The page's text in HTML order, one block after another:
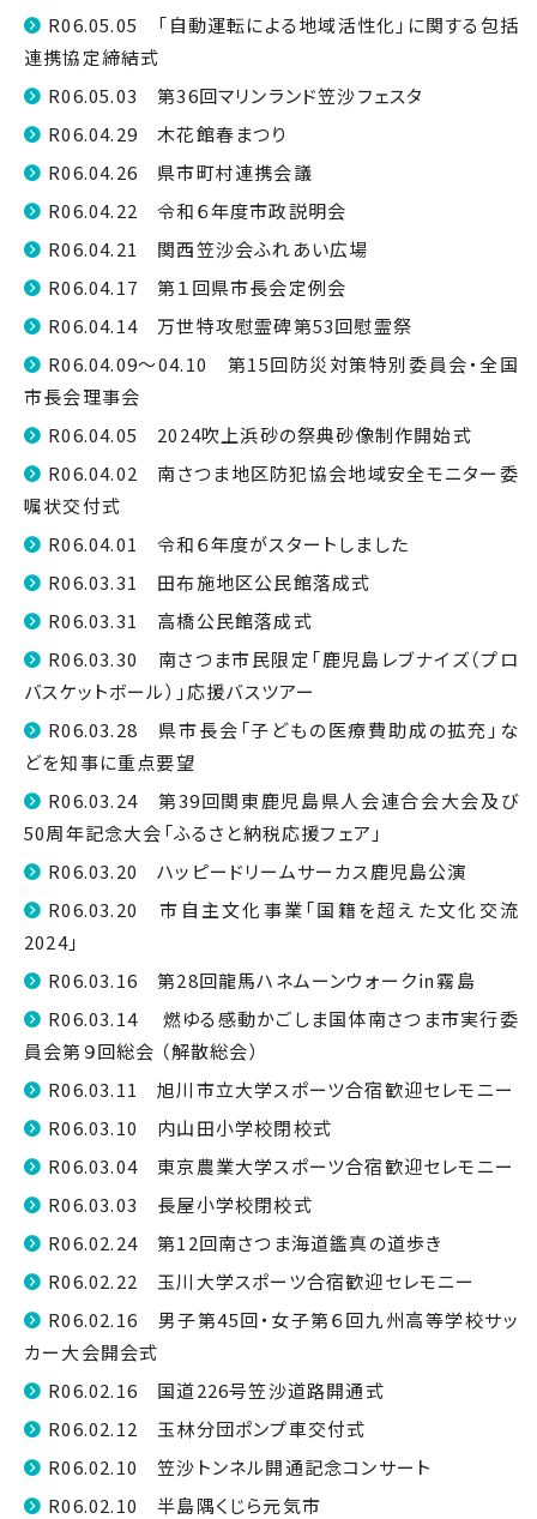
R06.05.05 「自動運転による地域活性化」に関する包括
連携協定締結式
R06.05.03 第36回マリンランド笠沙フェスタ
R06.04.29 木花館春まつり
R06.04.26 県市町村連携会議
R06.04.22 令和６年度市政説明会
R06.04.21 関西笠沙会ふれあい広場
R06.04.17 第１回県市長会定例会
R06.04.14 万世特攻慰霊碑第53回慰霊祭
R06.04.09～04.10 第15回防災対策特別委員会・全国
市長会理事会
R06.04.05 2024吹上浜砂の祭典砂像制作開始式
R06.04.02 南さつま地区防犯協会地域安全モニター委
嘱状交付式
R06.04.01 令和６年度がスタートしました
R06.03.31 田布施地区公民館落成式
R06.03.31 高橋公民館落成式
R06.03.30 南さつま市民限定「鹿児島レブナイズ（プロ
バスケットボール）」応援バスツアー
R06.03.28 県市長会「子どもの医療費助成の拡充」な
どを知事に重点要望
R06.03.24 第39回関東鹿児島県人会連合会大会及び
50周年記念大会「ふるさと納税応援フェア」
R06.03.20 ハッピードリームサーカス鹿児島公演
R06.03.20 市自主文化事業「国籍を超えた文化交流
2024」
R06.03.16 第28回龍馬ハネムーンウォーク㏌霧島
R06.03.14 燃ゆる感動かごしま国体南さつま市実行委
員会第９回総会 （解散総会）
R06.03.11 旭川市立大学スポーツ合宿歓迎セレモニー
R06.03.10 内山田小学校閉校式
R06.03.04 東京農業大学スポーツ合宿歓迎セレモニー
R06.03.03 長屋小学校閉校式
R06.02.24 第12回南さつま海道鑑真の道歩き
R06.02.22 玉川大学スポーツ合宿歓迎セレモニー
R06.02.16 男子第45回・女子第６回九州高等学校サッ
カー大会開会式
R06.02.16 国道226号笠沙道路開通式
R06.02.12 玉林分団ポンプ車交付式
R06.02.10 笠沙トンネル開通記念コンサート
R06.02.10 半島隅くじら元気市